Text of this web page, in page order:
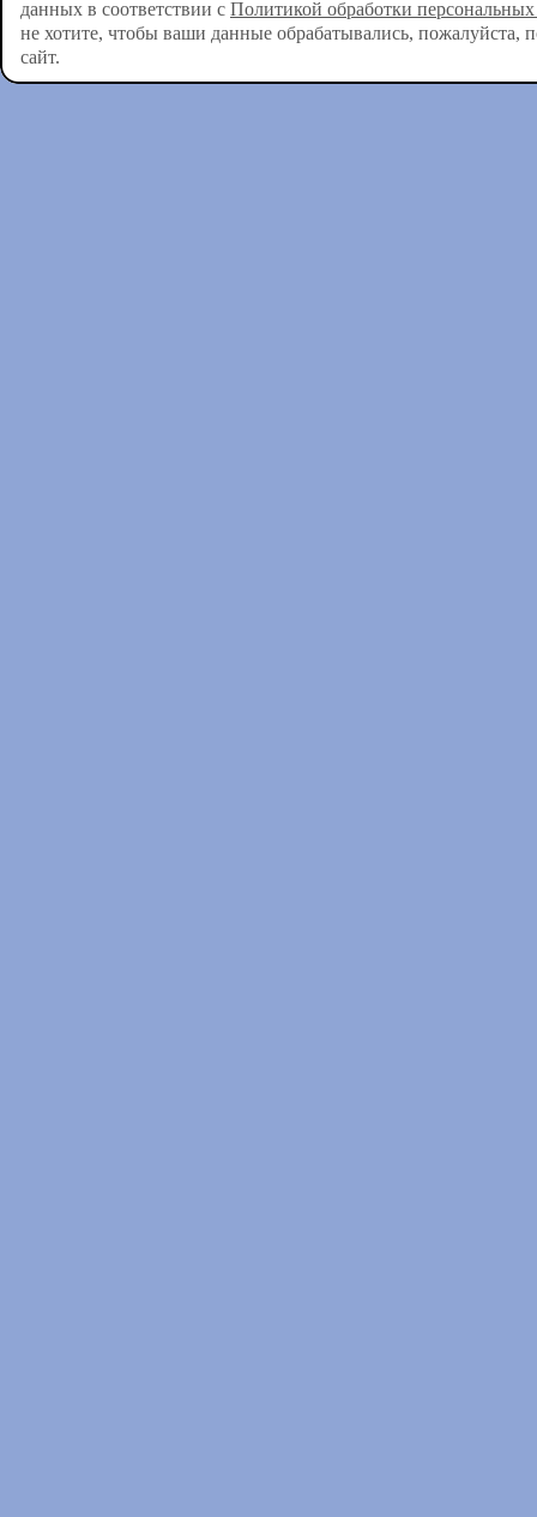
данных в соответствии с Политикой обработки
не хотите, чтобы ваши данные обрабатывались, пожалуйста,
сайт.